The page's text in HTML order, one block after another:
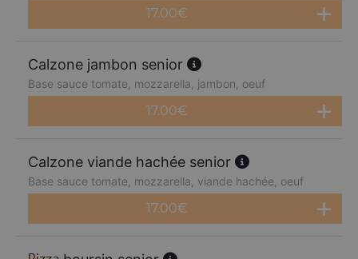
17.00€
Calzone jambon senior
Base sauce tomate, mozzarella, jambon, oeuf
17.00€
Calzone viande hachée senior
Base sauce tomate, mozzarella, viande hachée, oeuf
17.00€